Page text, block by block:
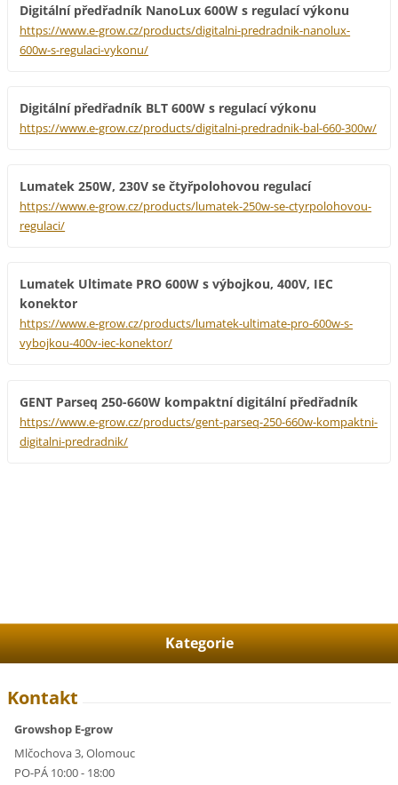
Digitální předřadník NanoLux 600W s regulací výkonu
https://www.e-grow.cz/products/digitalni-predradnik-nanolux-
600w-s-regulaci-vykonu/
Digitální předřadník BLT 600W s regulací výkonu
https://www.e-grow.cz/products/digitalni-predradnik-bal-660-300w/
Lumatek 250W, 230V se čtyřpolohovou regulací
https://www.e-grow.cz/products/lumatek-250w-se-ctyrpolohovou-
regulaci/
Lumatek Ultimate PRO 600W s výbojkou, 400V, IEC
konektor
https://www.e-grow.cz/products/lumatek-ultimate-pro-600w-s-
vybojkou-400v-iec-konektor/
GENT Parseq 250-660W kompaktní digitální předřadník
https://www.e-grow.cz/products/gent-parseq-250-660w-kompaktni-
digitalni-predradnik/
Kategorie
Kontakt
Growshop E-grow
Mlčochova 3, Olomouc
PO-PÁ 10:00 - 18:00